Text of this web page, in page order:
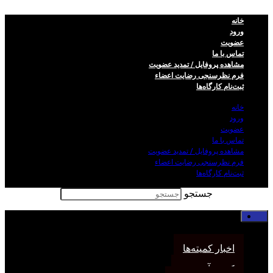
خانه
ورود
عضویت
تماس با ما
مشاهده پروفایل / تمدید عضویت
فرم نظر‌سنجی رضایت اعضاء
ثبت‌نام کارگاه‌ها
خانه
ورود
عضویت
تماس با ما
مشاهده پروفایل / تمدید عضویت
فرم نظر‌سنجی رضایت اعضاء
ثبت‌نام کارگاه‌ها
جستجو
اخبار کمیته‌ها
کمیته آموزش